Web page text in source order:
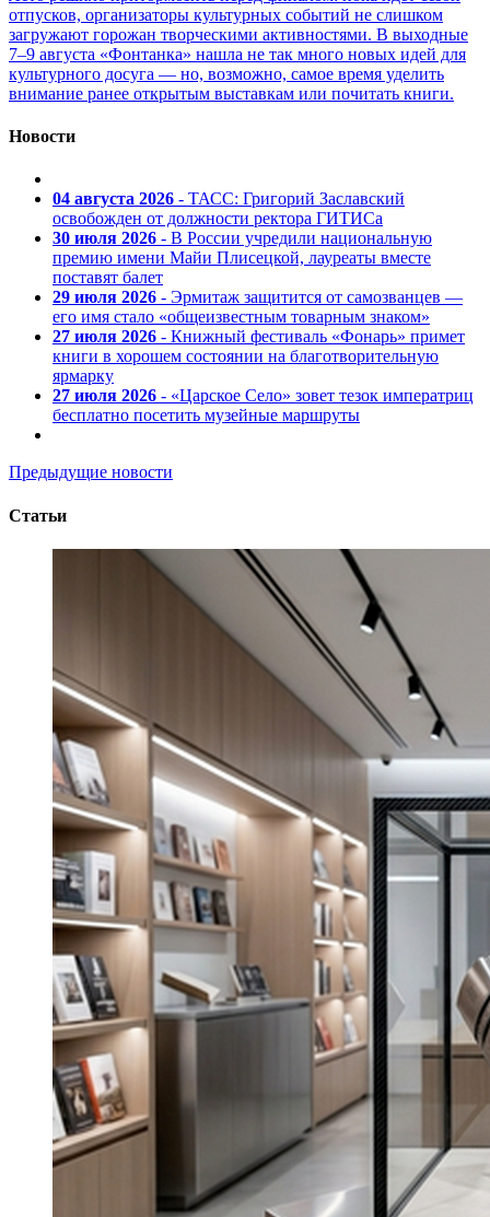
отпусков, организаторы культурных событий не слишком
загружают горожан творческими активностями. В выходные
7–9 августа «Фонтанка» нашла не так много новых идей для
культурного досуга — но, возможно, самое время уделить
внимание ранее открытым выставкам или почитать книги.
Новости
04 августа 2026 - ТАСС: Григорий Заславский
освобожден от должности ректора ГИТИСа
30 июля 2026 - В России учредили национальную
премию имени Майи Плисецкой, лауреаты вместе
поставят балет
29 июля 2026 - Эрмитаж защитится от самозванцев —
его имя стало «общеизвестным товарным знаком»
27 июля 2026 - Книжный фестиваль «Фонарь» примет
книги в хорошем состоянии на благотворительную
ярмарку
27 июля 2026 - «Царское Село» зовет тезок императриц
бесплатно посетить музейные маршруты
Предыдущие новости
Статьи